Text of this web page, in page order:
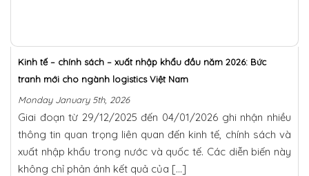
Kinh tế – chính sách – xuất nhập khẩu đầu năm 2026: Bức
tranh mới cho ngành logistics Việt Nam
Monday January 5th, 2026
Giai đoạn từ 29/12/2025 đến 04/01/2026 ghi nhận nhiều
thông tin quan trọng liên quan đến kinh tế, chính sách và
xuất nhập khẩu trong nước và quốc tế. Các diễn biến này
không chỉ phản ánh kết quả của […]